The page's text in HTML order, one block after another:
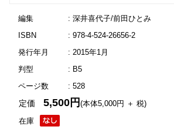
編集
: 深井喜代子/前田ひとみ
ISBN
: 978-4-524-26656-2
発行年月
: 2015年1月
判型
: B5
ページ数
: 528
在庫
定価5,500円(本体5,000円 ＋ 税)